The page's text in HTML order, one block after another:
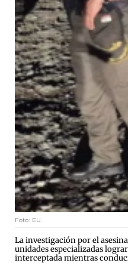
Foto: EU.
La investigación por el
unidades especializadas
interceptada mientras